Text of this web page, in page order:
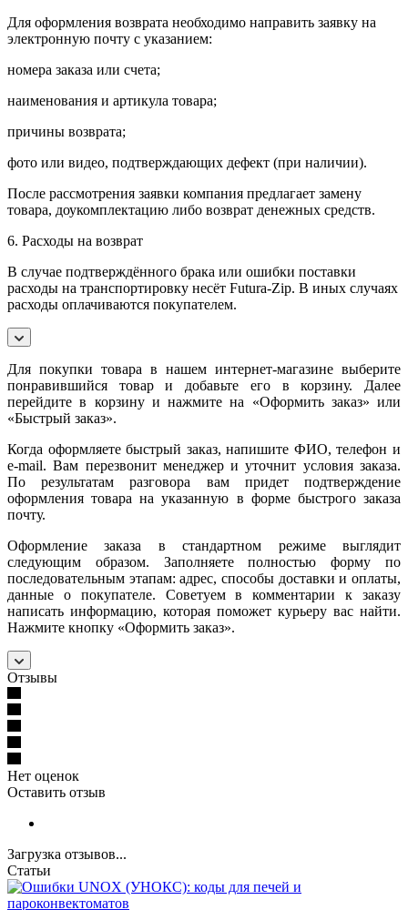
Для оформления возврата необходимо направить заявку на
электронную почту с указанием:
номера заказа или счета;
наименования и артикула товара;
причины возврата;
фото или видео, подтверждающих дефект (при наличии).
После рассмотрения заявки компания предлагает замену
товара, доукомплектацию либо возврат денежных средств.
6. Расходы на возврат
В случае подтверждённого брака или ошибки поставки
расходы на транспортировку несёт Futura-Zip. В иных случаях
расходы оплачиваются покупателем.
Для покупки товара в нашем интернет-магазине выберите
понравившийся товар и добавьте его в корзину. Далее
перейдите в корзину и нажмите на «Оформить заказ» или
«Быстрый заказ».
Когда оформляете быстрый заказ, напишите ФИО, телефон и
e-mail. Вам перезвонит менеджер и уточнит условия заказа.
По результатам разговора вам придет подтверждение
оформления товара на указанную в форме быстрого заказа
почту.
Оформление заказа в стандартном режиме выглядит
следующим образом. Заполняете полностью форму по
последовательным этапам: адрес, способы доставки и оплаты,
данные о покупателе. Советуем в комментарии к заказу
написать информацию, которая поможет курьеру вас найти.
Нажмите кнопку «Оформить заказ».
Отзывы
Нет оценок
Оставить отзыв
Загрузка отзывов...
Статьи